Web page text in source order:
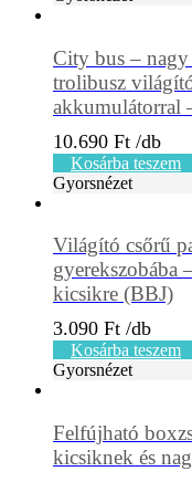
City bus –
trolibusz
akkumulátorral
10.690 Ft
Kosárba teszem
Gyorsnézet
Világító csőrű
gyerekszobába
kicsikre (BBJ)
3.090 Ft
Kosárba teszem
Gyorsnézet
Felfújható
kicsiknek és